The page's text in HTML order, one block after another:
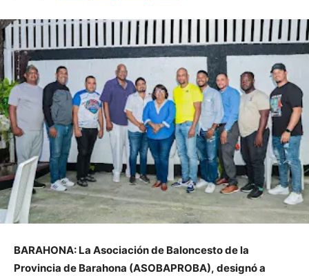
BARAHONA: La Asociación de Baloncesto de la
Provincia de Barahona (ASOBAPROBA), designó a